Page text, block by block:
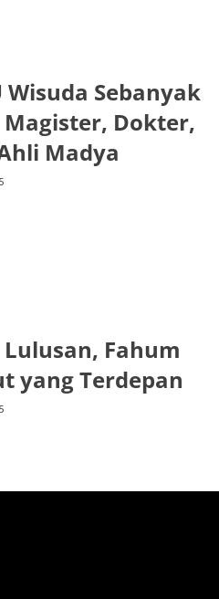
Wisuda Sebanyak
Dokter,
Madya
Fahum
yang Terdepan